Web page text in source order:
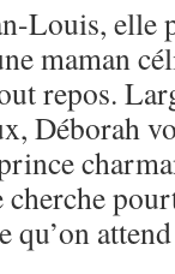
Louis, elle
maman
repos.
Déborah
cherche